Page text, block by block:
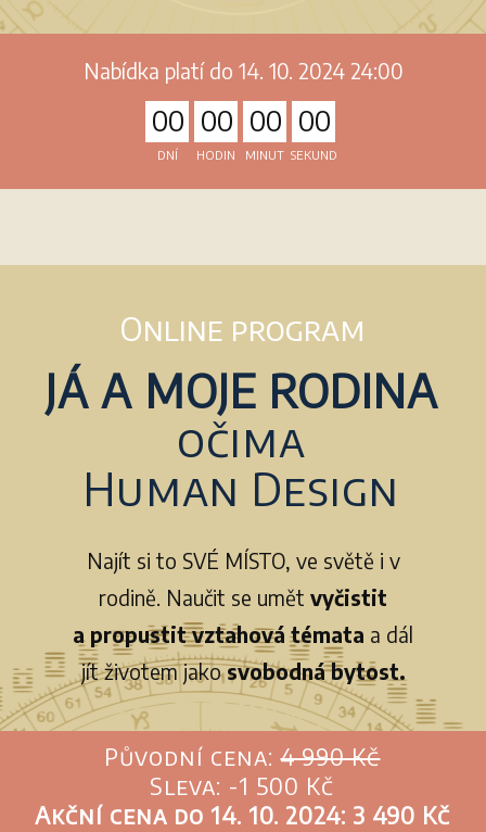
Nabídka platí do 14. 10. 2024 24:00
00
DNÍ
00
HODIN
00
MINUT
00
SEKUND
Online program
JÁ A MOJE RODINA
očima
Human Design
Najít si to SVÉ MÍSTO, ve světě i v
rodině. Naučit se umět vyčistit
a propustit vztahová témata a dál
jít životem jakosvobodná bytost.
Původní cena:4 990 Kč
Sleva: -1 500 Kč
Akční cena do 14. 10. 2024: 3 490 Kč